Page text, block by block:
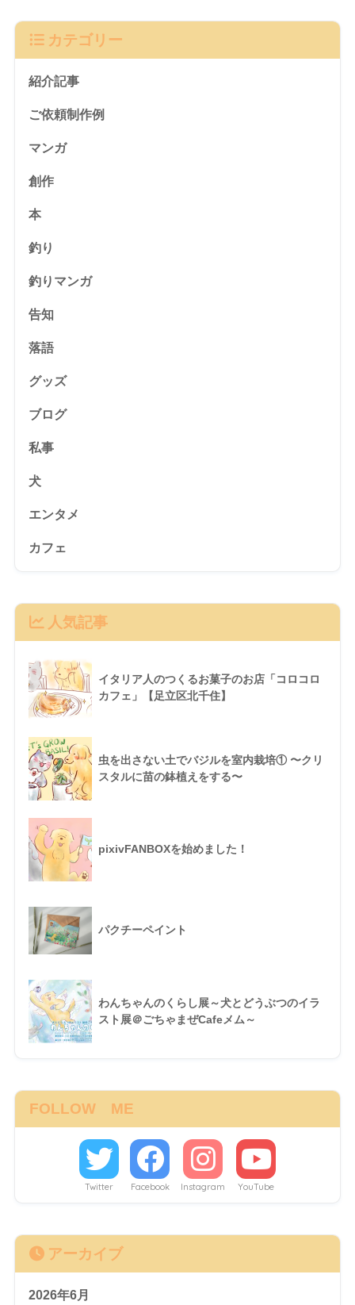
カテゴリー
紹介記事
ご依頼制作例
マンガ
創作
本
釣り
釣りマンガ
告知
落語
グッズ
ブログ
私事
犬
エンタメ
カフェ
人気記事
イタリア人のつくるお菓子のお店「コロコロ
カフェ」【足立区北千住】
虫を出さない土でバジルを室内栽培① 〜クリ
スタルに苗の鉢植えをする〜
pixivFANBOXを始めました！
パクチーペイント
わんちゃんのくらし展～犬とどうぶつのイラ
スト展＠ごちゃまぜCafeメム～
FOLLOW ME
Twitter Facebook Instagram YouTube
アーカイブ
2026年6月